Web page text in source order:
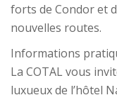
forts de Condor et
nouvelles routes.
Informations
La COTAL vous
luxueux de l’hôtel